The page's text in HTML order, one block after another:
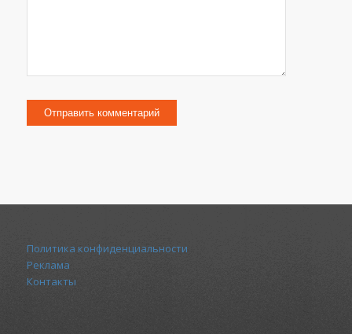
Политика конфиденциальности
Реклама
Контакты